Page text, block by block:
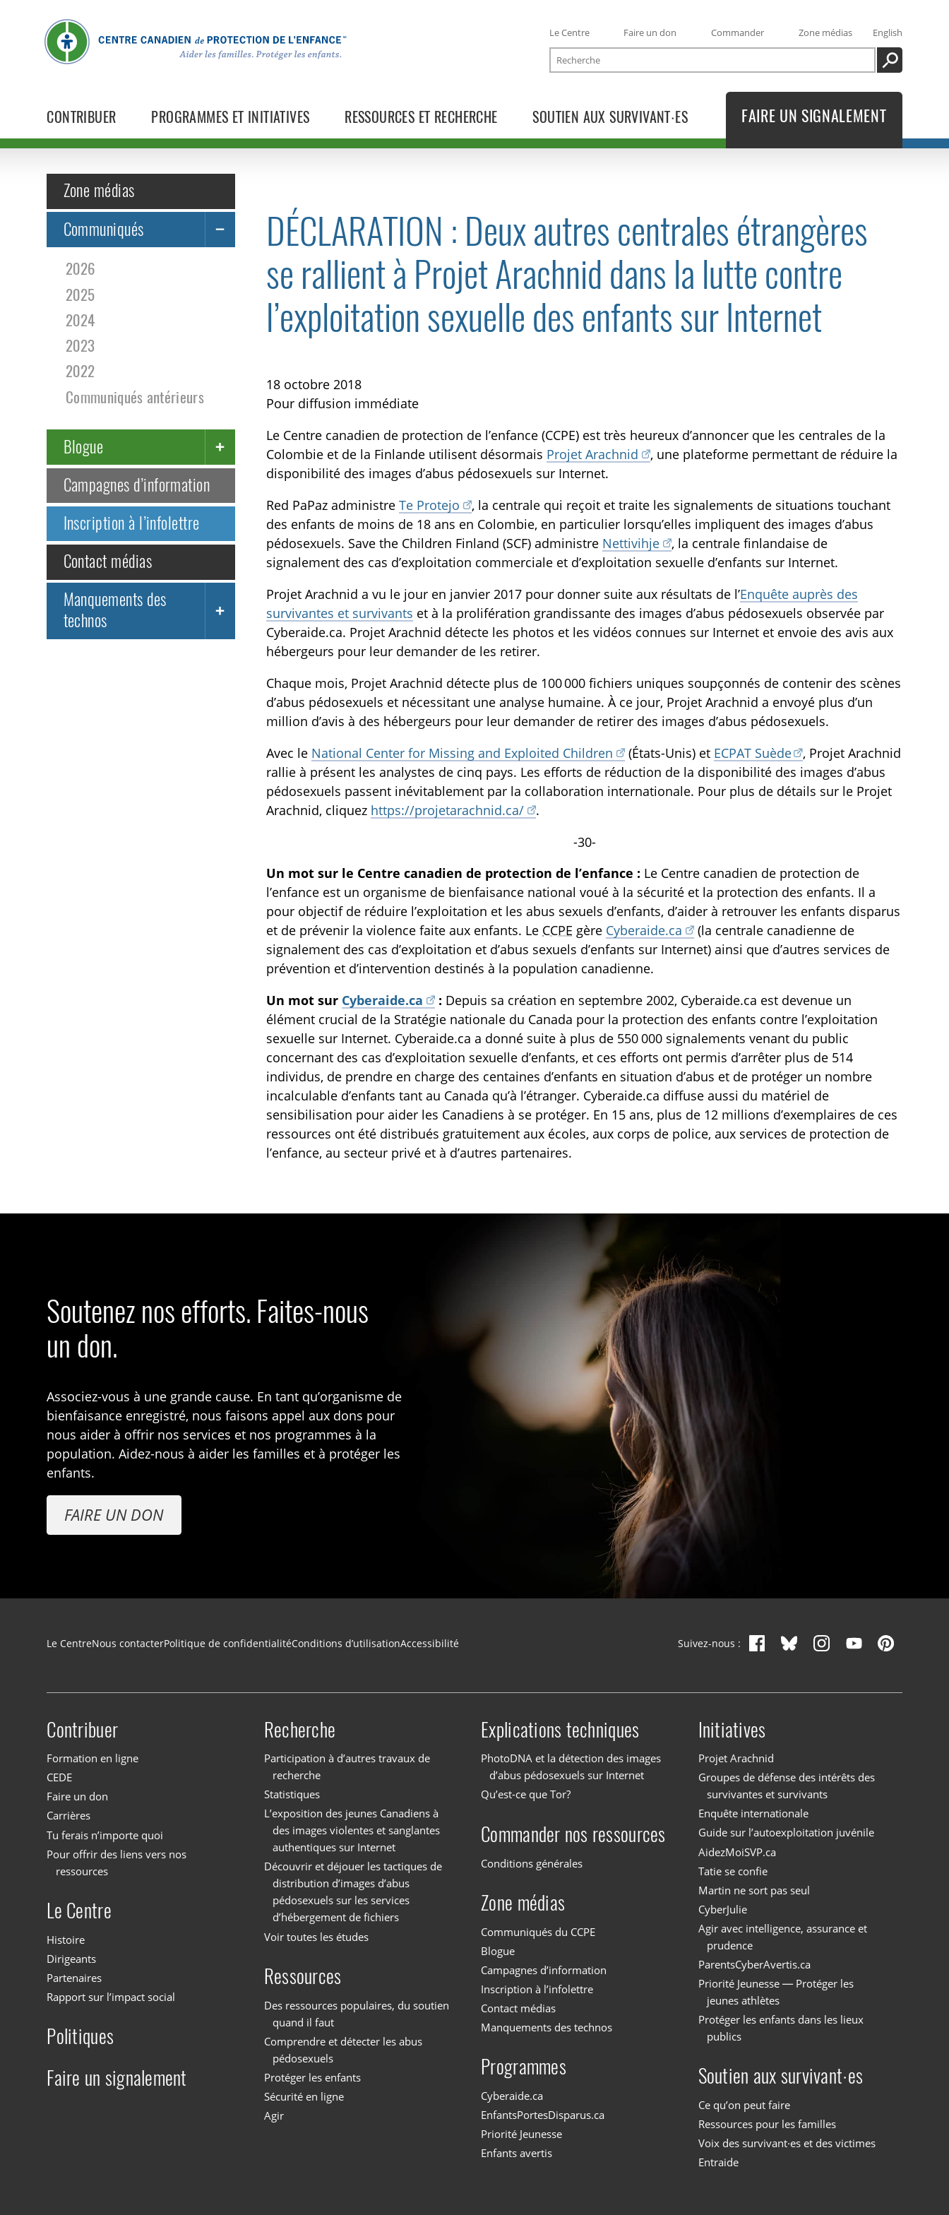
CONTRIBUER PROGRAMMES ET INITIATIVES RESSOURCES ET RECHERCHE SOUTIEN AUX SURVIVANT·ES
Le Centre Faire un don Commander Zone médias
English
Recherche
RECHERCHE
FAIRE UN SIGNALEMENT
Zone médias
Communiqués
TOGGLE COMMUNIQUÉS SUBLIST
2026
2025
2024
2023
2022
Communiqués antérieurs
Blogue
TOGGLE BLOGUE SUBLIST
Campagnes d’information
Inscription à l’infolettre
Contact médias
Manquements des
technos
TOGGLE MANQUEMENTS DES TECHNOS SUBLIST
DÉCLARATION : Deux autres centrales étrangères
se rallient à Projet Arachnid dans la lutte contre
l’exploitation sexuelle des enfants sur Internet
18 octobre 2018
Pour diffusion immédiate
Le Centre canadien de protection de l’enfance (CCPE) est très heureux d’annoncer que les centrales de la
Colombie et de la Finlande utilisent désormais Projet Arachnid
, une plateforme permettant de réduire la
disponibilité des images d’abus pédosexuels sur Internet.
Red PaPaz administreTe Protejo
, la centrale qui reçoit et traite les signalements de situations touchant
des enfants de moins de 18 ans en Colombie, en particulier lorsqu’elles impliquent des images d’abus
pédosexuels. Save the Children Finland (SCF) administre Nettivihje
, la centrale finlandaise de
signalement des cas d’exploitation commerciale et d’exploitation sexuelle d’enfants sur Internet.
Projet Arachnid a vu le jour en janvier 2017 pour donner suite aux résultats de l’Enquête auprès des
survivantes et survivants et à la prolifération grandissante des images d’abus pédosexuels observée par
Cyberaide.ca. Projet Arachnid détecte les photos et les vidéos connues sur Internet et envoie des avis aux
hébergeurs pour leur demander de les retirer.
Chaque mois, Projet Arachnid détecte plus de 100 000 fichiers uniques soupçonnés de contenir des scènes
d’abus pédosexuels et nécessitant une analyse humaine. À ce jour, Projet Arachnid a envoyé plus d’un
million d’avis à des hébergeurs pour leur demander de retirer des images d’abus pédosexuels.
Avec le National Center for Missing and Exploited Children (États-Unis) et ECPAT Suède
, Projet Arachnid
rallie à présent les analystes de cinq pays. Les efforts de réduction de la disponibilité des images d’abus
pédosexuels passent inévitablement par la collaboration internationale. Pour plus de détails sur le Projet
Arachnid, cliquez https://projetarachnid.ca/
.
-30-
Un mot sur le Centre canadien de protection de l’enfance : Le Centre canadien de protection de
l’enfance est un organisme de bienfaisance national voué à la sécurité et la protection des enfants. Il a
pour objectif de réduire l’exploitation et les abus sexuels d’enfants, d’aider à retrouver les enfants disparus
et de prévenir la violence faite aux enfants. Le CCPE gère Cyberaide.ca
(la centrale canadienne de
signalement des cas d’exploitation et d’abus sexuels d’enfants sur Internet) ainsi que d’autres services de
prévention et d’intervention destinés à la population canadienne.
Un mot sur Cyberaide.ca : Depuis sa création en septembre 2002, Cyberaide.ca est devenue un
élément crucial de la Stratégie nationale du Canada pour la protection des enfants contre l’exploitation
sexuelle sur Internet. Cyberaide.ca a donné suite à plus de 550 000 signalements venant du public
concernant des cas d’exploitation sexuelle d’enfants, et ces efforts ont permis d’arrêter plus de 514
individus, de prendre en charge des centaines d’enfants en situation d’abus et de protéger un nombre
incalculable d’enfants tant au Canada qu’à l’étranger. Cyberaide.ca diffuse aussi du matériel de
sensibilisation pour aider les Canadiens à se protéger. En 15 ans, plus de 12 millions d’exemplaires de ces
ressources ont été distribués gratuitement aux écoles, aux corps de police, aux services de protection de
l’enfance, au secteur privé et à d’autres partenaires.
Soutenez nos efforts. Faites-nous
un don.
Associez-vous à une grande cause. En tant qu’organisme de
bienfaisance enregistré, nous faisons appel aux dons pour
nous aider à offrir nos services et nos programmes à la
population. Aidez-nous à aider les familles et à protéger les
enfants.
FAIRE UN DON
Navigation du pied de page
Le CentreNous contacterPolitique de confidentialitéConditions d’utilisationAccessibilité Suivez-nous :
Site menu
Contribuer
Formation en ligne
CEDE
Faire un don
Carrières
Tu ferais n’importe quoi
Pour offrir des liens vers nos
ressources
Le Centre
Histoire
Dirigeants
Partenaires
Rapport sur l’impact social
Politiques
Faire un signalement
Recherche
Participation à d’autres travaux de
recherche
Statistiques
L’exposition des jeunes Canadiens à
des images violentes et sanglantes
authentiques sur Internet
Découvrir et déjouer les tactiques de
distribution d’images d’abus
pédosexuels sur les services
d’hébergement de fichiers
Voir toutes les études
Ressources
Des ressources populaires, du soutien
quand il faut
Comprendre et détecter les abus
pédosexuels
Protéger les enfants
Sécurité en ligne
Agir
Explications techniques
PhotoDNA et la détection des images
d’abus pédosexuels sur Internet
Qu’est-ce que Tor?
Commander nos ressources
Conditions générales
Zone médias
Communiqués du CCPE
Blogue
Campagnes d’information
Inscription à l’infolettre
Contact médias
Manquements des technos
Programmes
Cyberaide.ca
EnfantsPortesDisparus.ca
Priorité Jeunesse
Enfants avertis
Initiatives
Projet Arachnid
Groupes de défense des intérêts des
survivantes et survivants
Enquête internationale
Guide sur l’autoexploitation juvénile
AidezMoiSVP.ca
Tatie se confie
Martin ne sort pas seul
CyberJulie
Agir avec intelligence, assurance et
prudence
ParentsCyberAvertis.ca
Priorité Jeunesse — Protéger les
jeunes athlètes
Protéger les enfants dans les lieux
publics
Soutien aux survivant·es
Ce qu’on peut faire
Ressources pour les familles
Voix des survivant·es et des victimes
Entraide